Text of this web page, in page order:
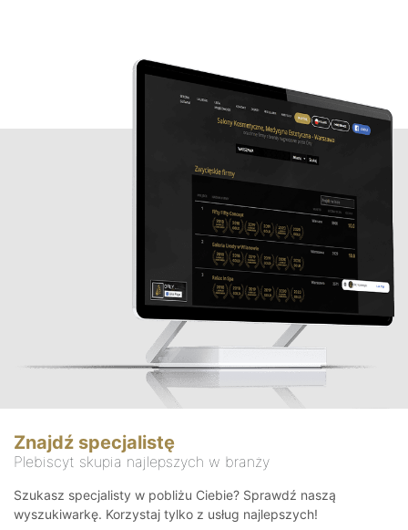
Znajdź specjalistę
Plebiscyt skupia najlepszych w branży
Szukasz specjalisty w pobliżu Ciebie? Sprawdź naszą
wyszukiwarkę. Korzystaj tylko z usług najlepszych!